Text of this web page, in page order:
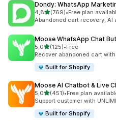
Dondy: WhatsApp
4,85 yıldız üzerinden
(769)
toplam 769 değerlendirme
•Free plan
Abandoned cart recovery, AI
Moose WhatsApp Chat
5,05 yıldız üzerinden
(125)
toplam 125 değerlendirme
•Free
Recover abandoned cart
Built for Shopify
Moose AI Chatbot & Live
5,05 yıldız üzerinden
(451)
toplam 451 değerlendirme
•Free plan
Support customer with
Built for Shopify